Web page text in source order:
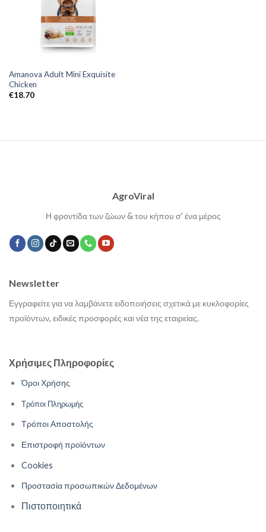
Amanova Adult Mini Exquisite
Chicken
€18.70
AgroViral
Η φροντίδα των ζώων & του κήπου σ' ένα μέρος
Χρήσιμες Πληροφορίες
Όροι Χρήσης
Τρόποι Πληρωμής
Τρόποι Αποστολής
Επιστροφή προϊόντων
Cookies
Προστασία προσωπικών Δεδομένων
Πιστοποιητικά
Newsletter
Εγγραφείτε για να λαμβάνετε ειδοποιήσεις σχετικά με κυκλοφορίες
προϊόντων, ειδικές προσφορές και νέα της εταιρείας.